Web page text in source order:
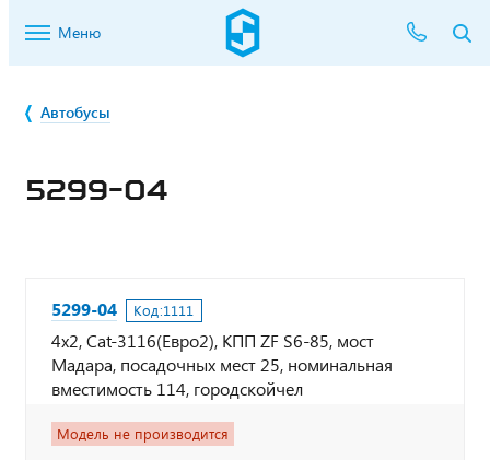
Меню
Автобусы
5299-04
5299-04 Код:1111
4х2, Cat-3116(Евро2), КПП ZF S6-85, мост
Мадара, посадочных мест 25, номинальная
вместимость 114, городскойчел
Модель не производится